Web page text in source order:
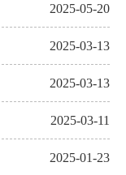
2025-05-20
2025-03-13
2025-03-13
2025-03-11
2025-01-23